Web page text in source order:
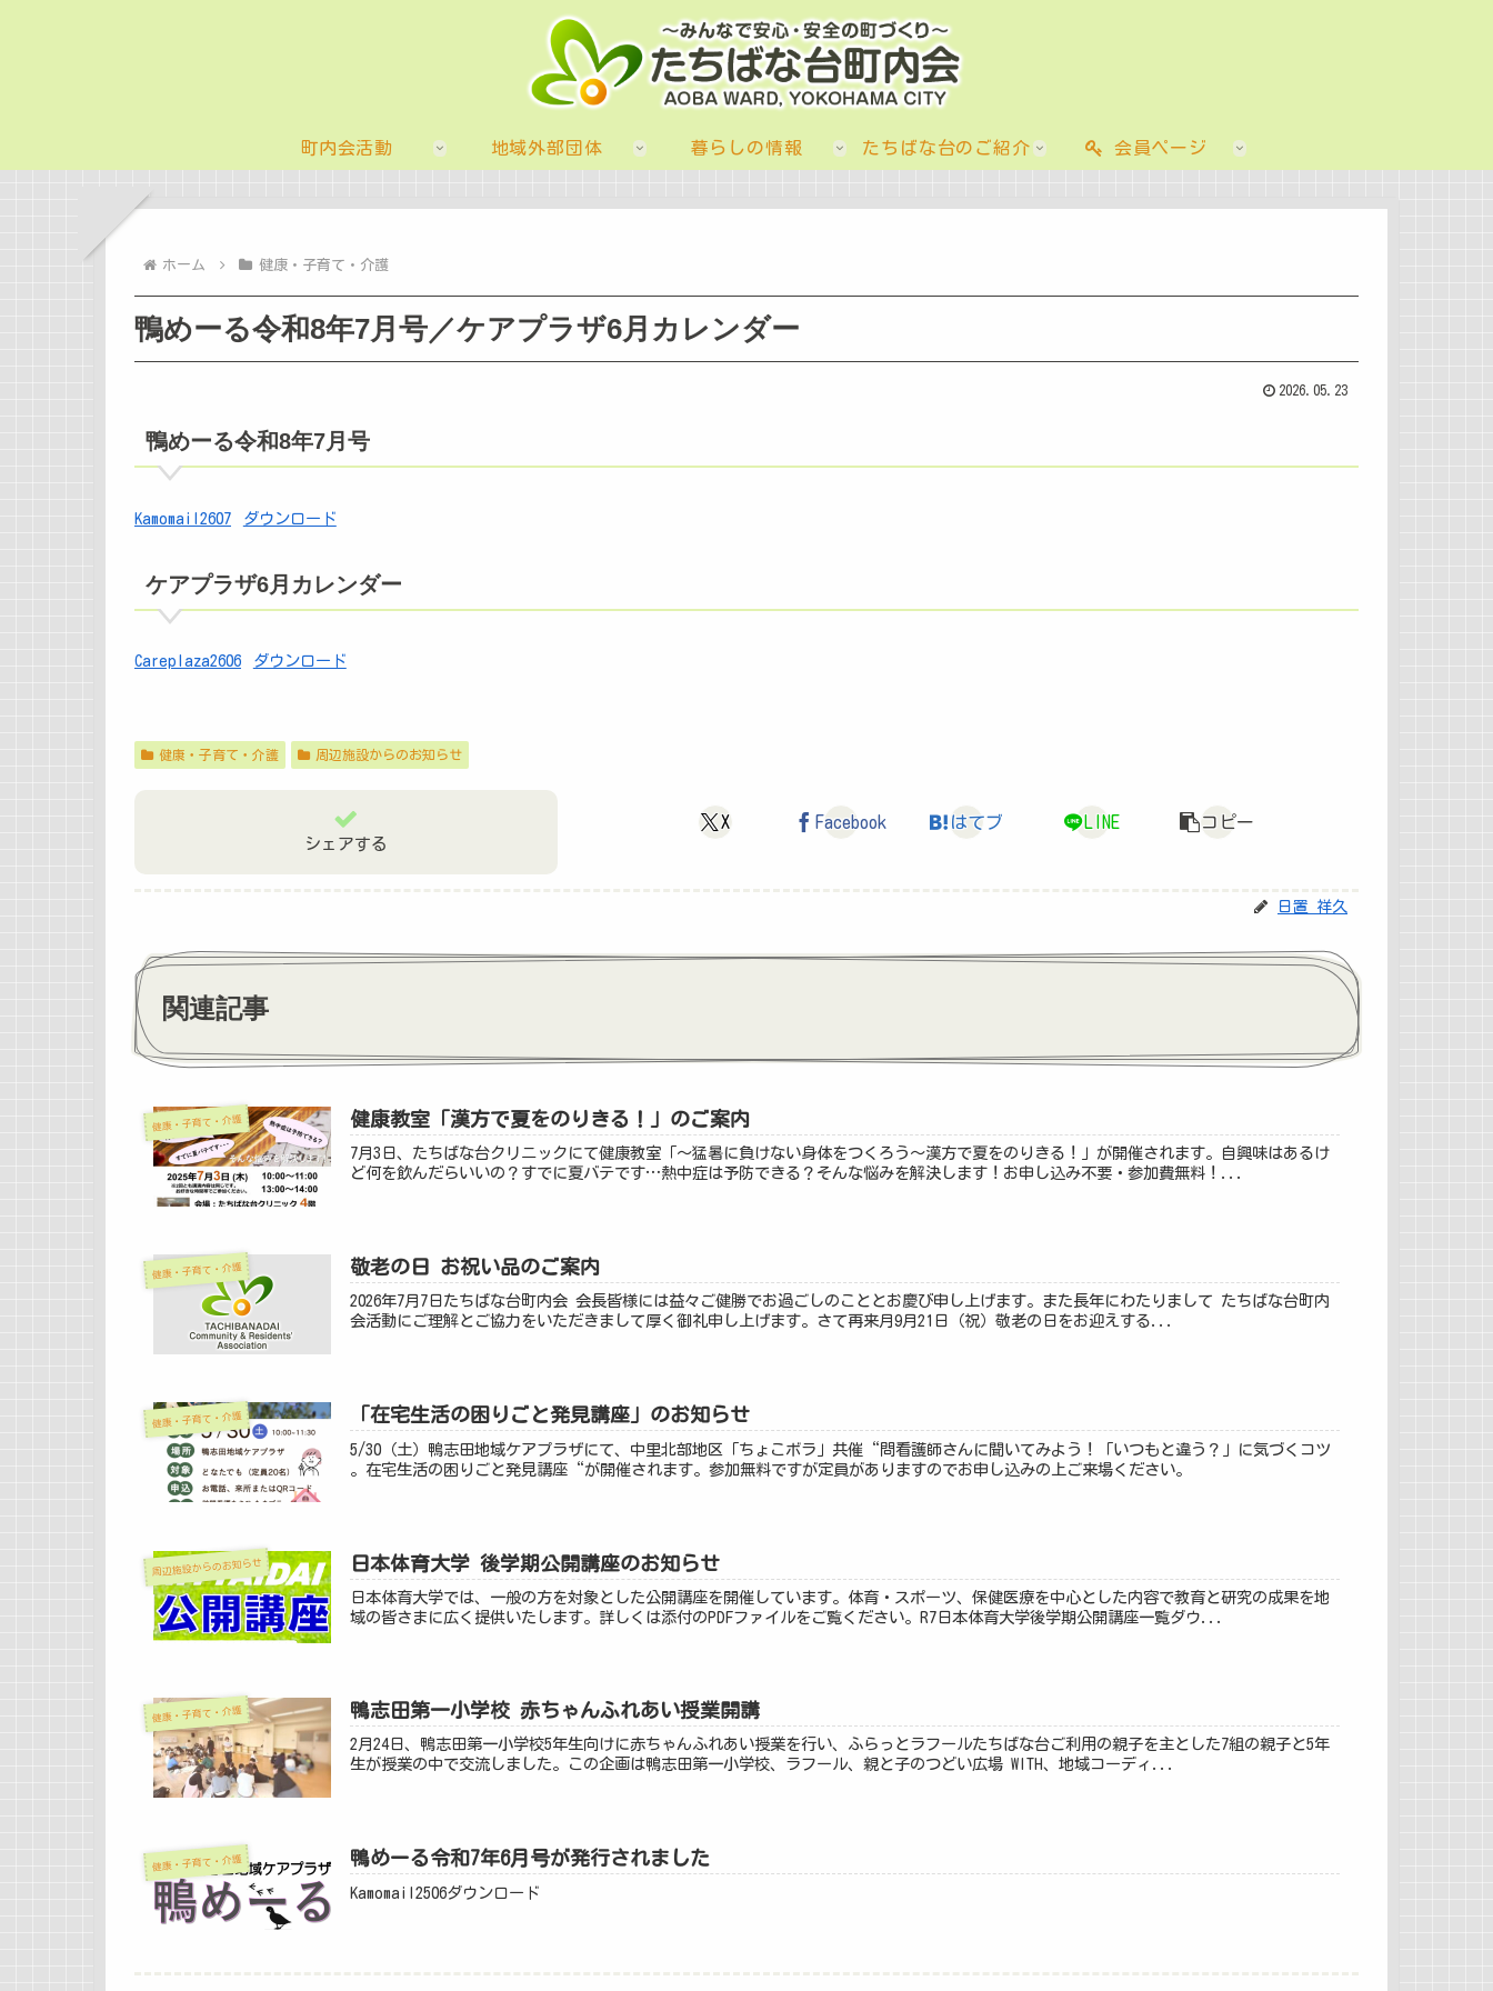
町内会活動 地域外部団体 暮らしの情報 たちばな台のご紹介 会員ページ
ホーム 健康・子育て・介護
鴨めーる令和8年7月号／ケアプラザ6月カレンダー
2026.05.23
鴨めーる令和8年7月号
Kamomail2607 ダウンロード
ケアプラザ6月カレンダー
Careplaza2606 ダウンロード
健康・子育て・介護 周辺施設からのお知らせ
シェアする
X Facebook はてブ LINE コピー
日置 祥久
関連記事
健康・子育て・介護 健康教室「漢方で夏をのりきる！」のご案内
7月3日、たちばな台クリニックにて健康教室「〜猛暑に負けない身体をつくろう～漢方で夏をのりきる！」が開催されます。自興味はあるけ
ど何を飲んだらいいの？すでに夏バテです…熱中症は予防できる？そんな悩みを解決します！お申し込み不要・参加費無料！...
健康・子育て・介護 敬老の日 お祝い品のご案内
2026年7月7日たちばな台町内会 会長皆様には益々ご健勝でお過ごしのこととお慶び申し上げます。また長年にわたりまして たちばな台町内
会活動にご理解とご協力をいただきまして厚く御礼申し上げます。さて再来月9月21日（祝）敬老の日をお迎えする...
健康・子育て・介護 「在宅生活の困りごと発見講座」のお知らせ
5/30（土）鴨志田地域ケアプラザにて、中里北部地区「ちょこボラ」共催“問看護師さんに聞いてみよう！「いつもと違う？」に気づくコツ
。在宅生活の困りごと発見講座“が開催されます。参加無料ですが定員がありますのでお申し込みの上ご来場ください。
周辺施設からのお知らせ 日本体育大学 後学期公開講座のお知らせ
日本体育大学では、一般の方を対象とした公開講座を開催しています。体育・スポーツ、保健医療を中心とした内容で教育と研究の成果を地
域の皆さまに広く提供いたします。詳しくは添付のPDFファイルをご覧ください。R7日本体育大学後学期公開講座一覧ダウ...
健康・子育て・介護 鴨志田第一小学校 赤ちゃんふれあい授業開講
2月24日、鴨志田第一小学校5年生向けに赤ちゃんふれあい授業を行い、ふらっとラフールたちばな台ご利用の親子を主とした7組の親子と5年
生が授業の中で交流しました。この企画は鴨志田第一小学校、ラフール、親と子のつどい広場 WITH、地域コーディ...
健康・子育て・介護 鴨めーる令和7年6月号が発行されました
Kamomail2506ダウンロード